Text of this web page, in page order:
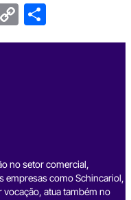
C
o
S
h
no setor comercial,
empresas como Schincariol,
vocação, atua também no